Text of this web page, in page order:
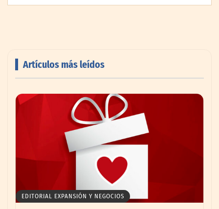
impulsando la colaboración en el sector
Artículos más leídos
EDITORIAL EXPANSIÓN Y NEGOCIOS